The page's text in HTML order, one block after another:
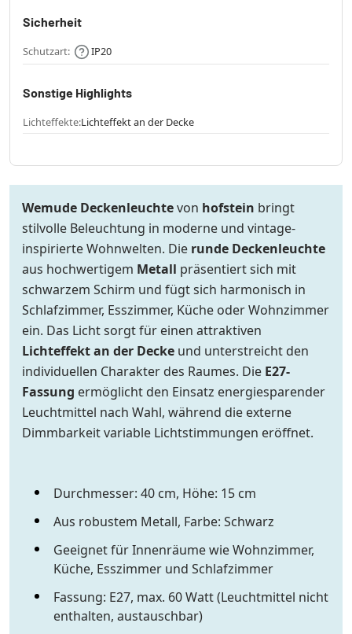
Sicherheit
Schutzart: IP20
Sonstige Highlights
Lichteffekte:Lichteffekt an der Decke
Wemude Deckenleuchtevon hofstein bringt
stilvolle Beleuchtung in moderne und vintage-
inspirierte Wohnwelten. Die runde Deckenleuchte
aus hochwertigem Metall präsentiert sich mit
schwarzem Schirm und fügt sich harmonisch in
Schlafzimmer, Esszimmer, Küche oder Wohnzimmer
ein. Das Licht sorgt für einen attraktiven
Lichteffekt an der Decke und unterstreicht den
individuellen Charakter des Raumes. Die E27-
Fassung ermöglicht den Einsatz energiesparender
Leuchtmittel nach Wahl, während die externe
Dimmbarkeit variable Lichtstimmungen eröffnet.
Durchmesser: 40 cm, Höhe: 15 cm
Aus robustem Metall, Farbe: Schwarz
Geeignet für Innenräume wie Wohnzimmer,
Küche, Esszimmer und Schlafzimmer
Fassung: E27, max. 60 Watt (Leuchtmittel nicht
enthalten, austauschbar)